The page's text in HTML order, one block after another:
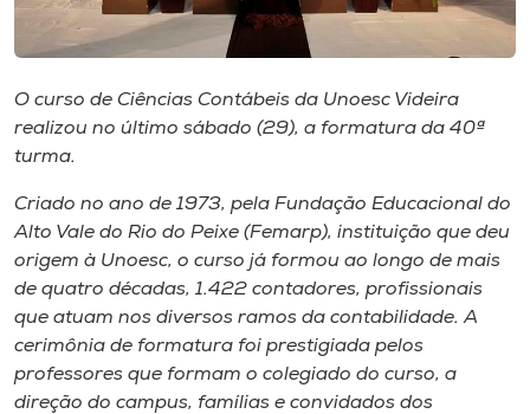
Editora
Rádio
Museu
Unoesc
Store
Selecione
o idioma
O curso de Ciências Contábeis da Unoesc Videira
realizou no último sábado (29), a formatura da 40ª
turma.
Criado no ano de 1973, pela Fundação Educacional do
Alto Vale do Rio do Peixe (Femarp), instituição que deu
origem à Unoesc, o curso já formou ao longo de mais
de quatro décadas, 1.422 contadores, profissionais
que atuam nos diversos ramos da contabilidade. A
cerimônia de formatura foi prestigiada pelos
professores que formam o colegiado do curso, a
direção do campus, famílias e convidados dos